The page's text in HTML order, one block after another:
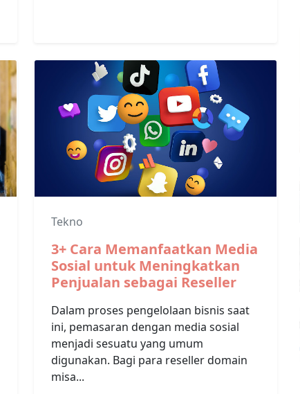
Tekno
3+ Cara Memanfaatkan Media
Sosial untuk Meningkatkan
Penjualan sebagai Reseller
Dalam proses pengelolaan bisnis saat
ini, pemasaran dengan media sosial
menjadi sesuatu yang umum
digunakan. Bagi para reseller domain
misa...